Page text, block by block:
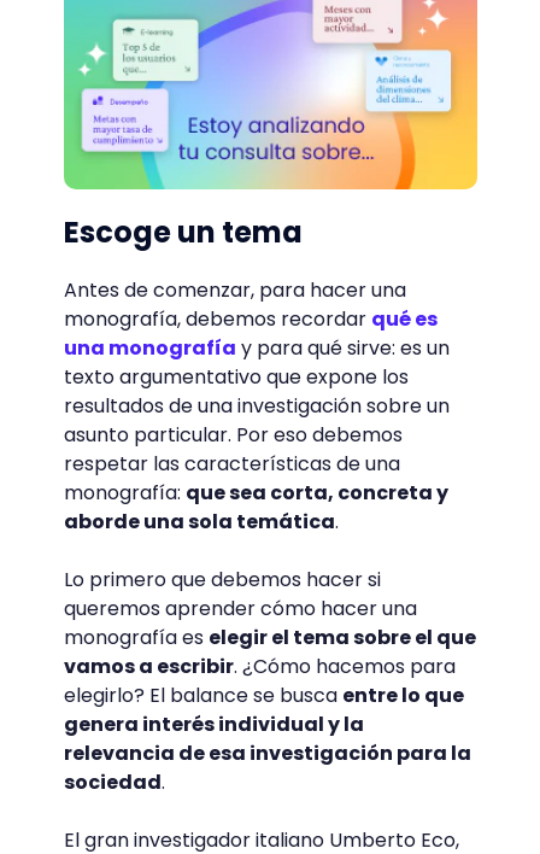
Escoge un tema
Antes de comenzar, para hacer una
monografía, debemos recordar qué es
una monografía y para qué sirve: es un
texto argumentativo que expone los
resultados de una investigación sobre un
asunto particular. Por eso debemos
respetar las características de una
monografía: que sea corta, concreta y
aborde una sola temática.
Lo primero que debemos hacer si
queremos aprender cómo hacer una
monografía es elegir el tema sobre el que
vamos a escribir. ¿Cómo hacemos para
elegirlo? El balance se busca entre lo que
genera interés individual y la
relevancia de esa investigación para la
sociedad.
El gran investigador italiano Umberto Eco,